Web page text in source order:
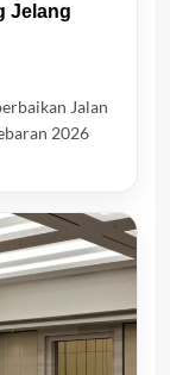
Jelang
Jalan
2026